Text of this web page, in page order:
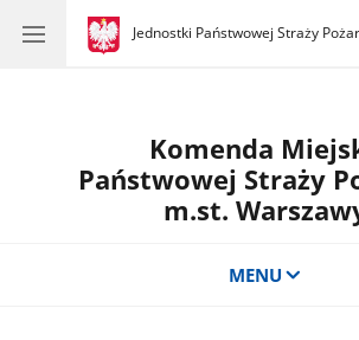
gov.pl
Jednostki Państwowej Straży
gov.pl
Jednostki
Komenda
Państwowej Straży
m.st.
MENU